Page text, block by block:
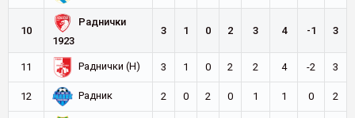
10
Раднички
1923
3 1 0 2 3 4 -1 3
11 Раднички (Н) 3 1 0 2 2 4 -2 3
12 Радник 2 0 2 0 1 1 0 2